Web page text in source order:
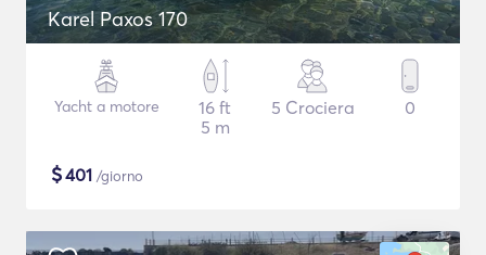
Karel Paxos 170
Yacht a motore
16 ft
5 m
5 Crociera 0
$401 /giorno